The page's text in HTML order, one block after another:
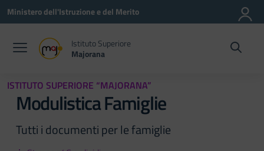
Vai ai contenuti
Vai al menu di navigazione
Vai al footer
Ministero dell'Istruzione e del Merito
Istituto Superiore
Majorana
ISTITUTO SUPERIORE “MAJORANA”
Modulistica Famiglie
Tutti i documenti per le famiglie